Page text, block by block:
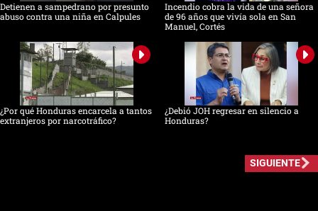
Detienen a sampedrano por presunto
abuso contra una niña en Calpules
Incendio cobra la vida de una señora
de 96 años que vivía sola en San
Manuel, Cortés
¿Por qué Honduras encarcela a tantos
extranjeros por narcotráfico?
¿Debió JOH regresar en silencio a
Honduras?
SIGUIENTE